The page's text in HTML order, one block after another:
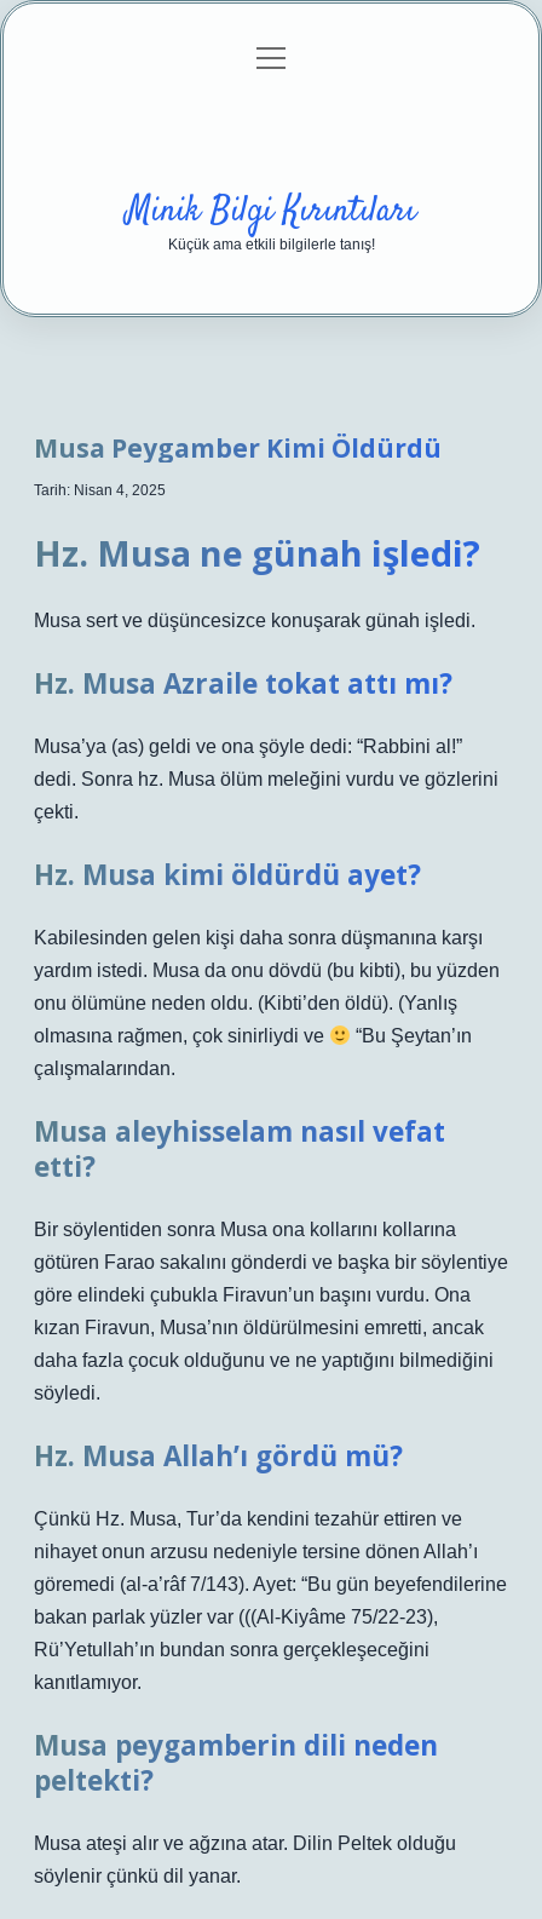
Gizlilik Politikası
menüyü
Minik Bilgi Kırıntıları
Küçük ama etkili bilgilerle tanış!
Musa Peygamber Kimi Öldürdü
Tarih: Nisan 4, 2025
Hz. Musa ne günah işledi?
Musa sert ve düşüncesizce konuşarak günah işledi.
Hz. Musa Azraile tokat attı mı?
Musa’ya (as) geldi ve ona şöyle dedi: “Rabbini al!”
dedi. Sonra hz. Musa ölüm meleğini vurdu ve gözlerini
çekti.
Hz. Musa kimi öldürdü ayet?
Kabilesinden gelen kişi daha sonra düşmanına karşı
yardım istedi. Musa da onu dövdü (bu kibti), bu yüzden
onu ölümüne neden oldu. (Kibti’den öldü). (Yanlış
olmasına rağmen, çok sinirliydi ve
“Bu Şeytan’ın
çalışmalarından.
Musa aleyhisselam nasıl vefat
etti?
Bir söylentiden sonra Musa ona kollarını kollarına
götüren Farao sakalını gönderdi ve başka bir söylentiye
göre elindeki çubukla Firavun’un başını vurdu. Ona
kızan Firavun, Musa’nın öldürülmesini emretti, ancak
daha fazla çocuk olduğunu ve ne yaptığını bilmediğini
söyledi.
Hz. Musa Allah’ı gördü mü?
Çünkü Hz. Musa, Tur’da kendini tezahür ettiren ve
nihayet onun arzusu nedeniyle tersine dönen Allah’ı
göremedi (al-a’râf 7/143). Ayet: “Bu gün beyefendilerine
bakan parlak yüzler var (((Al-Kiyâme 75/22-23),
Rü’Yetullah’ın bundan sonra gerçekleşeceğini
kanıtlamıyor.
Musa peygamberin dili neden
peltekti?
Musa ateşi alır ve ağzına atar. Dilin Peltek olduğu
söylenir çünkü dil yanar.